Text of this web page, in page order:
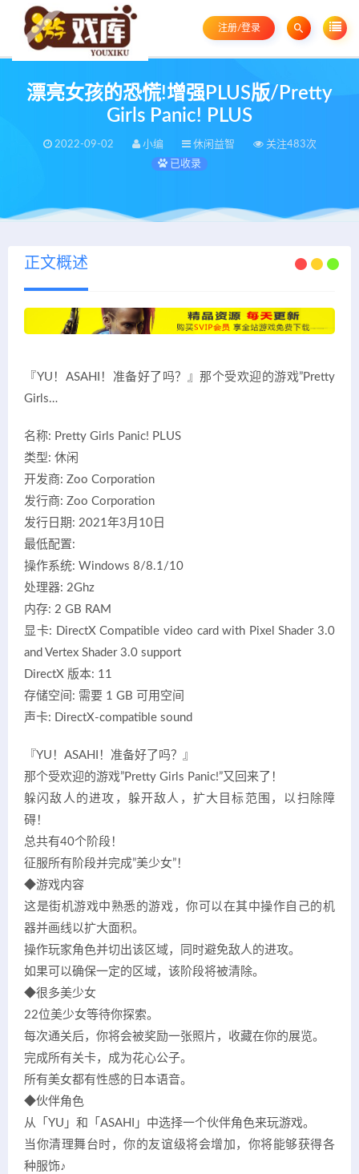
注册/登录
漂亮女孩的恐慌!增强PLUS版/Pretty
Girls Panic! PLUS
2022-09-02 小编 休闲益智
关注483次
已收录
正文概述
『YU！ASAHI！准备好了吗？』那个受欢迎的游戏”Pretty
Girls…
名称: Pretty Girls Panic! PLUS
类型: 休闲
开发商: Zoo Corporation
发行商: Zoo Corporation
发行日期: 2021年3月10日
最低配置:
操作系统: Windows 8/8.1/10
处理器: 2Ghz
内存: 2 GB RAM
显卡: DirectX Compatible video card with Pixel Shader 3.0
and Vertex Shader 3.0 support
DirectX 版本: 11
存储空间: 需要 1 GB 可用空间
声卡: DirectX-compatible sound
『YU！ASAHI！准备好了吗？』
那个受欢迎的游戏”Pretty Girls Panic!”又回来了！
躲闪敌人的进攻，躲开敌人，扩大目标范围，以扫除障
碍！
总共有40个阶段！
征服所有阶段并完成”美少女”！
◆游戏内容
这是街机游戏中熟悉的游戏，你可以在其中操作自己的机
器并画线以扩大面积。
操作玩家角色并切出该区域，同时避免敌人的进攻。
如果可以确保一定的区域，该阶段将被清除。
◆很多美少女
22位美少女等待你探索。
每次通关后，你将会被奖励一张照片，收藏在你的展览。
完成所有关卡，成为花心公子。
所有美女都有性感的日本语音。
◆伙伴角色
从「YU」和「ASAHI」中选择一个伙伴角色来玩游戏。
当你清理舞台时，你的友谊级将会增加，你将能够获得各
种服饰♪